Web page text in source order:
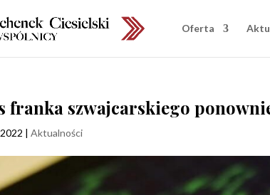
Oferta
franka szwajcarskiego
|Aktualności